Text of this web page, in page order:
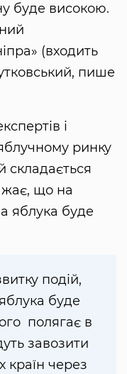
буде високою.
(входить
пише
і
ринку
складається
що на
яблука буде
подій,
буде
полягає в
завозити
країн через